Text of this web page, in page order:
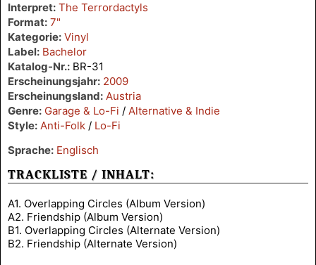
Interpret: The Terrordactyls
Format: 7"
Kategorie: Vinyl
Label: Bachelor
Katalog-Nr.: BR-31
Erscheinungsjahr: 2009
Erscheinungsland: Austria
Genre: Garage & Lo-Fi / Alternative & Indie
Style: Anti-Folk / Lo-Fi
Sprache: Englisch
TRACKLISTE / INHALT:
A1. Overlapping Circles (Album Version)
A2. Friendship (Album Version)
B1. Overlapping Circles (Alternate Version)
B2. Friendship (Alternate Version)